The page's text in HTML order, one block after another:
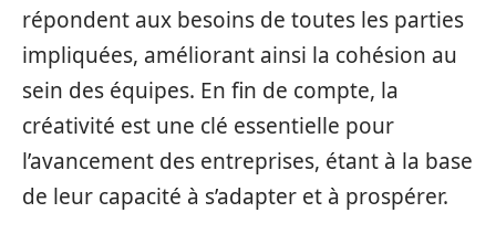
répondent aux besoins de toutes les parties
impliquées, améliorant ainsi la cohésion au
sein des équipes. En fin de compte, la
créativité est une clé essentielle pour
l’avancement des entreprises, étant à la base
de leur capacité à s’adapter et à prospérer.